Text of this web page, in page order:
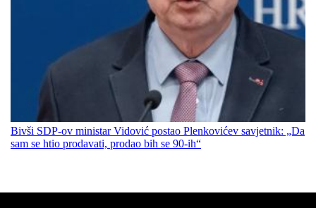
Bivši SDP-ov ministar Vidović postao Plenkovićev savjetnik: „Da
sam se htio prodavati, prodao bih se 90-ih“